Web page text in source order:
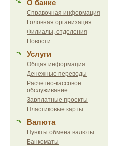
О банке
Справочная информация
Головная организация
Филиалы, отделения
Новости
Услуги
Общая информация
Денежные переводы
Расчетно-кассовое
обслуживание
Зарплатные проекты
Пластиковые карты
Валюта
Пункты обмена валюты
Банкоматы